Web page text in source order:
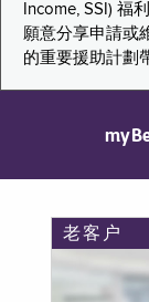
Income, SSI) 福
願意分享申請或
的重要援助計劃
老客户